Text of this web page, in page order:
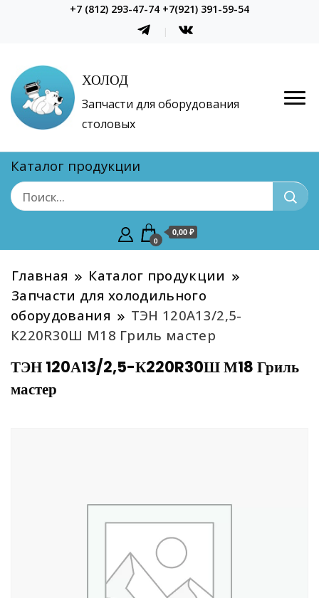
+7 (812) 293-47-74 +7(921) 391-59-54
ХОЛОД
Запчасти для оборудования
столовых
Каталог продукции
0
0,00 ₽
Главная
Каталог продукции
Запчасти для холодильного
оборудования
ТЭН 120А13/2,5-
К220R30Ш М18 Гриль мастер
ТЭН 120А13/2,5-К220R30Ш М18 Гриль
мастер